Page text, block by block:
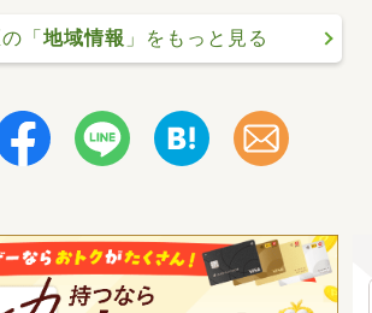
「地域情報 」をもっと見る